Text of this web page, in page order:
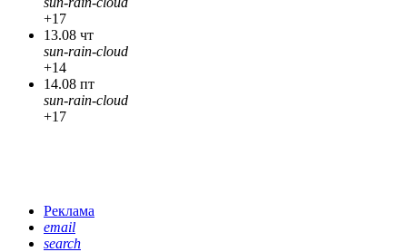
+17
13.08 чт
sun-rain-cloud
+14
14.08 пт
sun-rain-cloud
+17
Реклама
email
search